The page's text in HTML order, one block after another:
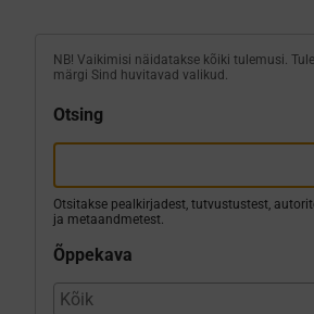
NB! Vaikimisi näidatakse kõiki tulemusi.
märgi Sind huvitavad valikud.
Otsing
Otsitakse pealkirjadest, tutvustustest,
ja metaandmetest.
Õppekava